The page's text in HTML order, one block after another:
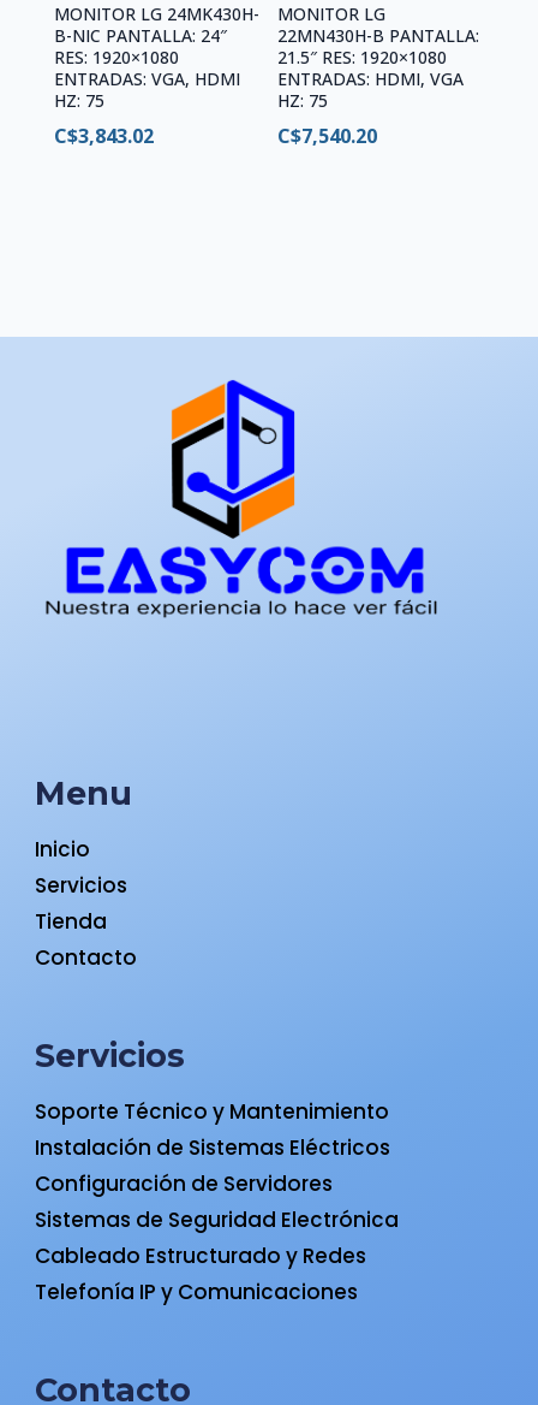
MONITOR LG 24MK430H-
B-NIC PANTALLA: 24″
RES: 1920×1080
ENTRADAS: VGA, HDMI
HZ: 75
C$3,843.02
MONITOR LG
22MN430H-B PANTALLA:
21.5″ RES: 1920×1080
ENTRADAS: HDMI, VGA
HZ: 75
C$7,540.20
Menu
Inicio
Servicios
Tienda
Contacto
Servicios
Soporte Técnico y Mantenimiento
Instalación de Sistemas Eléctricos
Configuración de Servidores
Sistemas de Seguridad Electrónica
Cableado Estructurado y Redes
Telefonía IP y Comunicaciones
Contacto